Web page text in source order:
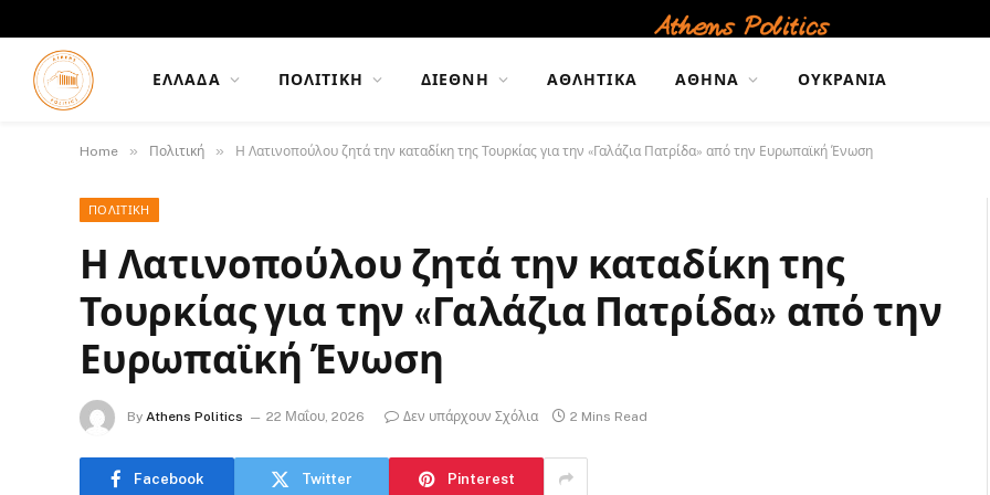
ΕΛΛΆΔΑ ΠΟΛΙΤΙΚΉ ΔΙΕΘΝΉ ΑΘΛΗΤΙΚΆ ΑΘΉΝΑ ΟΥΚΡΑΝΊΑ
Home » Πολιτική » Η Λατινοπούλου ζητά την καταδίκη της Τουρκίας για την «Γαλάζια Πατρίδα» από την Ευρωπαϊκή Ένωση
ΠΟΛΙΤΙΚΉ
Η Λατινοπούλου ζητά την καταδίκη της
Τουρκίας για την «Γαλάζια Πατρίδα» από την
Ευρωπαϊκή Ένωση
By Athens Politics 22 Μαΐου, 2026 Δεν υπάρχουν Σχόλια 2 Mins Read
Facebook Twitter Pinterest